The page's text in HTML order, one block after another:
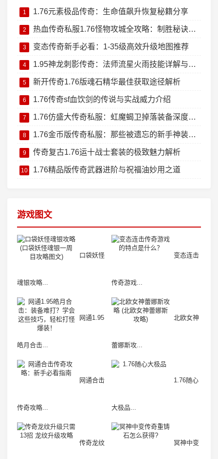
1 1.76元素极品传奇：生命值飙升恢复秘籍分享
2 热血传奇私服1.76怪物攻城全攻略：制胜秘诀大公开
3 变态传奇新手必看：1-35级高效升级地图推荐
4 1.95神龙刺影传奇：法师流星火雨技能详解与实战技巧
5 新开传奇1.76版魂石精华最佳获取途径解析
6 1.76传奇sf血饮剑的传说与实战威力介绍
7 1.76仿盛大传奇私服：虹魔蝎卫掉落装备深度测评
8 1.76金币版传奇私服：那些被遗忘的新手神装回忆杀
9 传奇复古1.76运十战士套装的极致魅力解析
10 1.76精品版传奇武器进阶与祝福油妙用之道
游戏图文
口袋妖怪
魂银攻略...
变态连击
传奇游戏...
网通1.95
皓月合击...
北欧女神
蕾娜斯攻...
网通合击
传奇攻略...
1.76随心
大极品...
传奇龙纹 冥神中变